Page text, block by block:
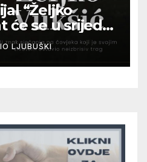
“Željko
će se u srijedu
Otoku
LJUBUŠKI